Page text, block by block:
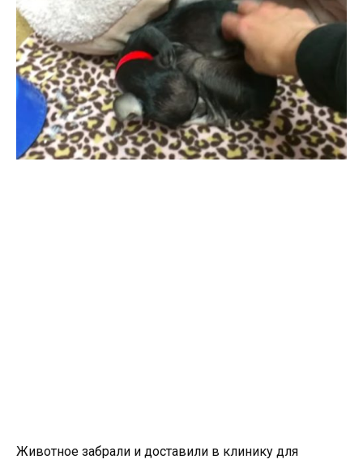
Животное забрали и доставили в клинику для